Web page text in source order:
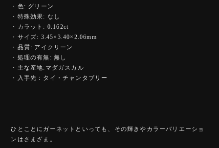
・色: グリーン
・特殊効果: なし
・カラット: 0.162ct
・サイズ: 3.45×3.40×2.06mm
・品質: アイクリーン
・処理の有無: 無し
・主な産地:マダガスカル
・入手先：タイ・チャンタブリー
ひとことにガーネットといっても、その輝きやカラーバリエーショ
ンはさまざま。